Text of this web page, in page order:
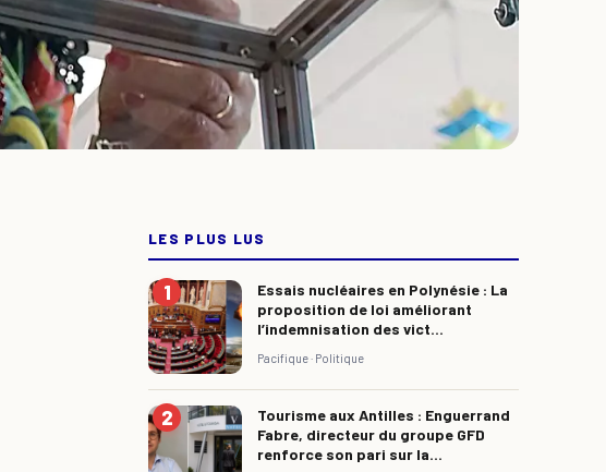
LES PLUS LUS
Essais nucléaires en Polynésie : La
proposition de loi améliorant
l’indemnisation des vict...
Pacifique · Politique
Tourisme aux Antilles : Enguerrand
Fabre, directeur du groupe GFD
renforce son pari sur la...